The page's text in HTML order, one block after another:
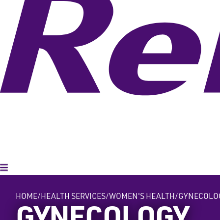
Toggle Menu
HOME HEALTH SERVICES WOMEN'S HEALTH